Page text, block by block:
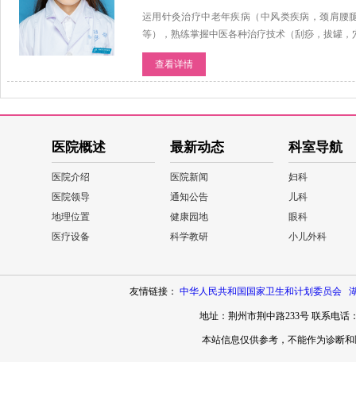
运用针灸治疗中老年疾病（中风类疾病，颈肩腰
等），熟练掌握中医各种治疗技术（刮痧，拔罐
查看详情
医院概述
医院介绍
医院领导
地理位置
医疗设备
最新动态
医院新闻
通知公告
健康园地
科学教研
科室导航
妇科
儿科
眼科
小儿外科
友情链接： 中华人民共和国国家卫生和计划委员会
地址：荆州市荆中路233号 联系电话
本站信息仅供参考，不能作为诊断